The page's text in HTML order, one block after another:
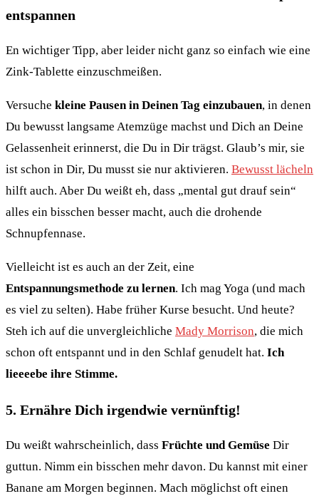
entspannen
En wichtiger Tipp, aber leider nicht ganz so einfach wie eine
Zink-Tablette einzuschmeißen.
Versuche kleine Pausen in Deinen Tag einzubauen, in denen
Du bewusst langsame Atemzüge machst und Dich an Deine
Gelassenheit erinnerst, die Du in Dir trägst. Glaub’s mir, sie
ist schon in Dir, Du musst sie nur aktivieren. Bewusst lächeln
hilft auch. Aber Du weißt eh, dass „mental gut drauf sein“
alles ein bisschen besser macht, auch die drohende
Schnupfennase.
Vielleicht ist es auch an der Zeit, eine
Entspannungsmethode zu lernen. Ich mag Yoga (und mach
es viel zu selten). Habe früher Kurse besucht. Und heute?
Steh ich auf die unvergleichliche Mady Morrison, die mich
schon oft entspannt und in den Schlaf genudelt hat. Ich
lieeeebe ihre Stimme.
5. Ernähre Dich irgendwie vernünftig!
Du weißt wahrscheinlich, dass Früchte und Gemüse Dir
guttun. Nimm ein bisschen mehr davon. Du kannst mit einer
Banane am Morgen beginnen. Mach möglichst oft einen